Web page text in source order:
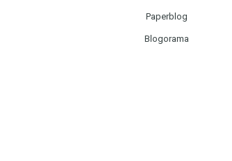
Paperblog
Blogorama